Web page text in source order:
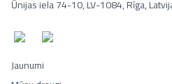
Ūnijas iela 74-10, LV-1084, Rīga,
Jaunumi